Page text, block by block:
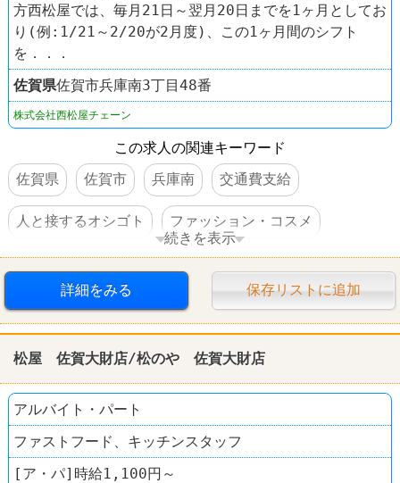
方西松屋では、毎月21日～翌月20日までを1ヶ月としてお
り(例:1/21～2/20が2月度)、この1ヶ月間のシフト
を．．．
佐賀県佐賀市兵庫南3丁目48番
株式会社西松屋チェーン
この求人の関連キーワード
佐賀県
佐賀市 兵庫南 交通費支給
人と接するオシゴト ファッション・コスメ
西松屋
続きを表示
詳細をみる 保存リストに追加
松屋 佐賀大財店/松のや 佐賀大財店
アルバイト・パート
ファストフード、キッチンスタッフ
[ア・パ]時給1,100円～